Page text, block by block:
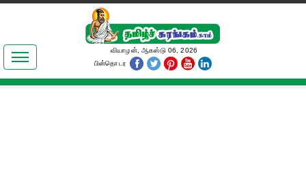
இலக்கியங்கள்
தமிழ் உலகம்
வியாழன், ஆகஸ்டு 06, 2026
பின்தொடர